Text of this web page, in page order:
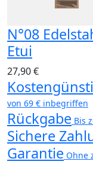
N°08
Etui
27,90 €
von 69 € inbegriffen
Rückgabe Bis
Sichere
Garantie Ohne